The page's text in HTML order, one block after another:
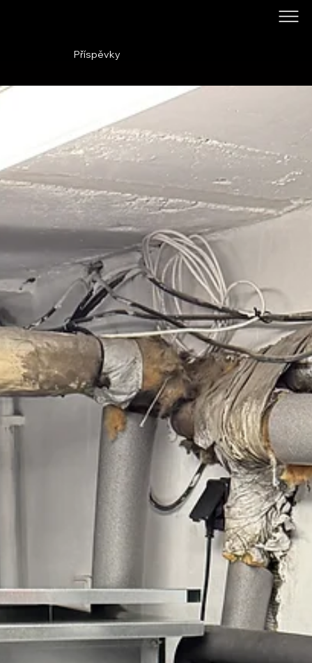
Příspěvky